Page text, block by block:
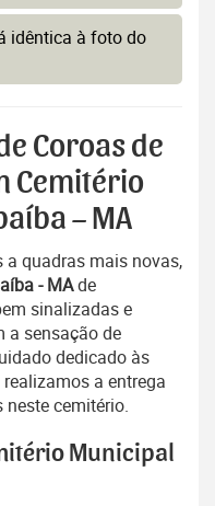
idêntica à foto do
Coroas de
Cemitério
– MA
a quadras mais novas,
- MAde
sinalizadas e
a sensação de
dedicado às
a entrega
neste cemitério.
Municipal